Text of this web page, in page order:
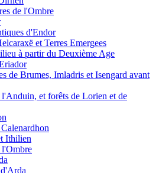
de l'Ombre
d'Endor
et Terres Emergees
à partir du Deuxième Age
de Brumes, Imladris et Isengard avant
l'Anduin, et forêts de Lorien et de
Ithilien
l'Ombre
d'Arda